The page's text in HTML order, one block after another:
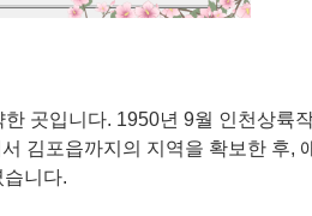
곳입니다. 1950년 9월 인천상륙
김포읍까지의 지역을 확보한 후,
니다.